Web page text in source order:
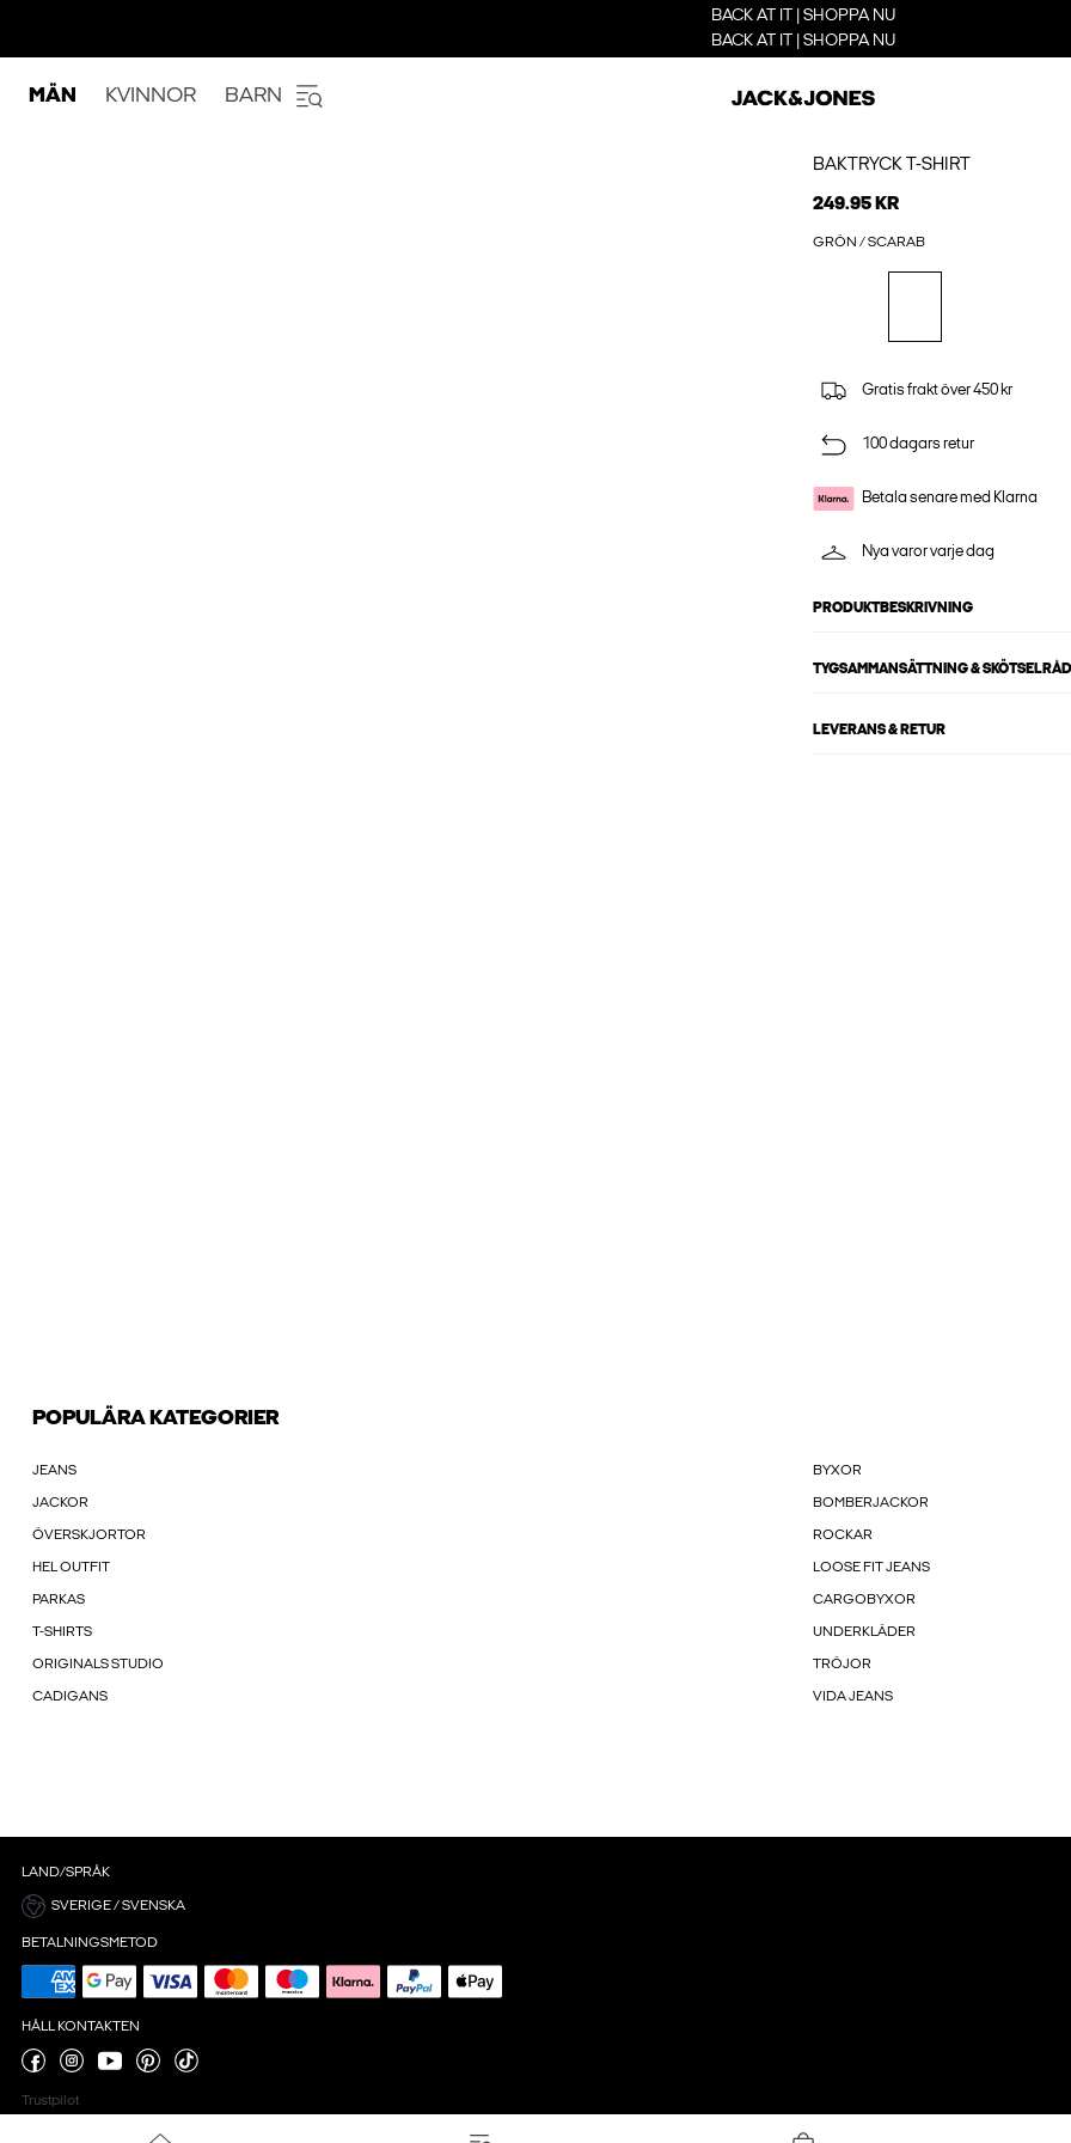
BACK AT IT | SHOPPA NU
BACK AT IT | SHOPPA NU
MÄN KVINNOR BARN
BAKTRYCK T-SHIRT
249.95 KR
GRÖN / SCARAB
Gratis frakt över 450 kr
100 dagars retur
Betala senare med Klarna
Nya varor varje dag
PRODUKTBESKRIVNING
TYGSAMMANSÄTTNING & SKÖTSELRÅD
LEVERANS & RETUR
POPULÄRA KATEGORIER
JEANS BYXOR
JACKOR BOMBERJACKOR
ÖVERSKJORTOR ROCKAR
HEL OUTFIT LOOSE FIT JEANS
PARKAS CARGOBYXOR
T-SHIRTS UNDERKLÄDER
ORIGINALS STUDIO TRÖJOR
CADIGANS VIDA JEANS
LAND/SPRÅK
SVERIGE / SVENSKA
BETALNINGSMETOD
HÅLL KONTAKTEN
Trustpilot